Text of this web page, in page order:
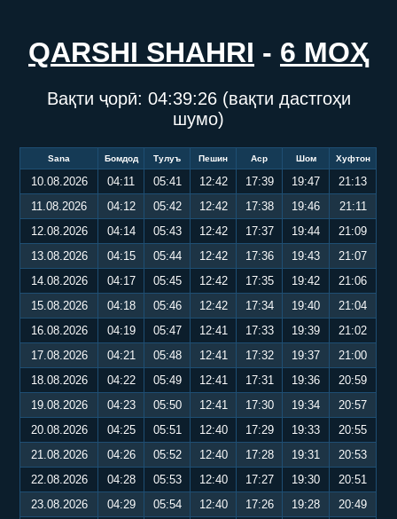
QARSHI SHAHRI - 6 МОҲ
Вақти ҷорӣ: 04:39:27(вақти дастгоҳи
шумо)
Sana Бомдод Тулуъ Пешин Аср Шом Хуфтон
10.08.2026 04:11 05:41 12:42 17:39 19:47
21:13
11.08.2026
04:12 05:42 12:42 17:38 19:46
21:11
12.08.2026
04:14 05:43 12:42 17:37 19:44
21:09
13.08.2026
04:15 05:44 12:42 17:36 19:43
21:07
14.08.2026
04:17 05:45 12:42 17:35 19:42
21:06
15.08.2026
04:18 05:46 12:42 17:34 19:40
21:04
16.08.2026
04:19 05:47 12:41 17:33 19:39
21:02
17.08.2026
04:21 05:48 12:41 17:32 19:37
21:00
18.08.2026
04:22 05:49 12:41 17:31 19:36
20:59
19.08.2026
04:23 05:50 12:41 17:30 19:34
20:57
20.08.2026
04:25 05:51 12:40 17:29 19:33
20:55
21.08.2026
04:26 05:52 12:40 17:28 19:31
20:53
22.08.2026
04:28 05:53 12:40 17:27 19:30
20:51
23.08.2026
04:29 05:54 12:40 17:26 19:28
20:49